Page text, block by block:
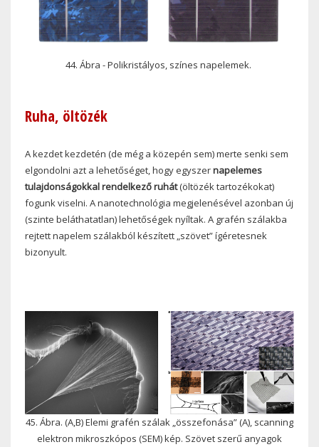
44. Ábra - Polikristályos, színes napelemek.
Ruha, öltözék
A kezdet kezdetén (de még a közepén sem) merte senki sem
elgondolni azt a lehetőséget, hogy egyszernapelemes
tulajdonságokkal rendelkező ruhát(öltözék tartozékokat)
fogunk viselni. A nanotechnológia megjelenésével azonban új
(szinte beláthatatlan) lehetőségek nyíltak. A grafén szálakba
rejtett napelem szálakból készített „szövet” ígéretesnek
bizonyult.
45. Ábra. (A,B) Elemi grafén szálak „összefonása” (A), scanning
elektron mikroszkópos (SEM) kép. Szövet szerű anyagok